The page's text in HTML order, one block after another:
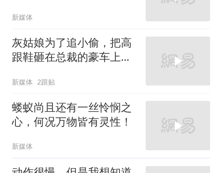
新媒体
灰姑娘为了追小偷，把高
跟鞋砸在总裁的豪车上，
新媒体 2跟贴
蝼蚁尚且还有一丝怜悯之
心，何况万物皆有灵性！
新媒体